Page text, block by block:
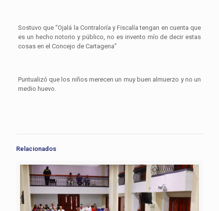
Sostuvo que “Ojalá la Contraloría y Fiscalía tengan en cuenta que
es un hecho notorio y público, no es invento mío de decir estas
cosas en el Concejo de Cartagena”
Puntualizó que los niños merecen un muy buen almuerzo y no un
medio huevo.
Relacionados